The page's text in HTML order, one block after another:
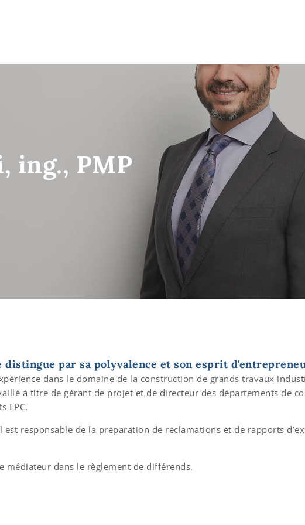
ing., PMP
distingue par sa polyvalence et son esprit
dans le domaine de la construction de grands travaux
à titre de gérant de projet et de directeur des départements de
EPC.
est responsable de la préparation de réclamations et de rapports
dans le règlement de différends.